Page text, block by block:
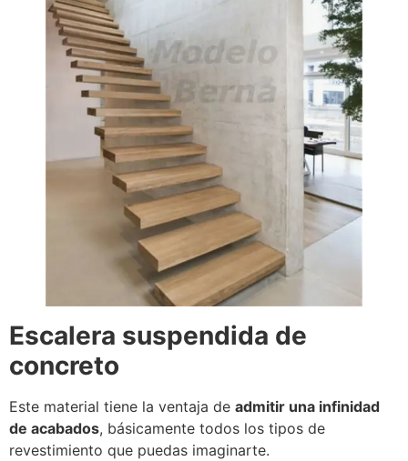
Escalera suspendida de
concreto
Este material tiene la ventaja de admitir una infinidad
de acabados, básicamente todos los tipos de
revestimiento que puedas imaginarte.